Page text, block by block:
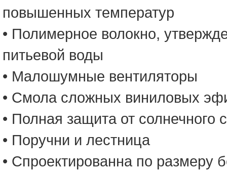
повышенных температур
• Полимерное волокно,
питьевой воды
• Малошумные вентиляторы
• Cмола сложных виниловых
• Полная защита от солнечного
• Поручни и лестница
• Спроектированна по размеру